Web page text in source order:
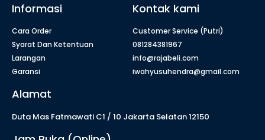
Informasi
Cara Order
Syarat Dan Ketentuan
Larangan
Garansi
Kontak kami
Customer Service (Putri)
081284381967
info@rajabeli.com
iwahyusuhendra@gmail.com
Alamat
Duta Mas Fatmawati C1 / 10 Jakarta Selatan 12150